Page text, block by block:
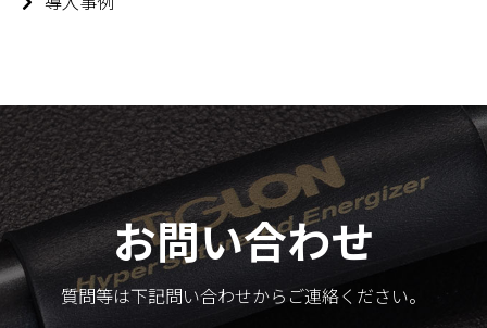
お問い合わせ
質問等は下記問い合わせからご連絡ください。